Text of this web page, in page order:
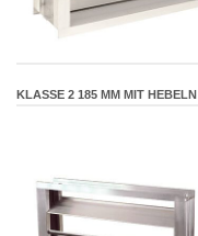
KLASSE 2 185 MM MIT HEBELN